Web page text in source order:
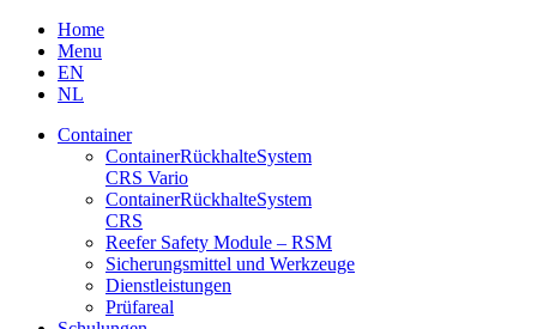
Skip
content
Home
Menu
EN
NL
Container
Container­Rückhalte­System
CRS Vario
Container­Rückhalte­System
CRS
Reefer Safety Module – RSM
Sicherungsmittel und Werkzeuge
Dienstleistungen
Prüfareal